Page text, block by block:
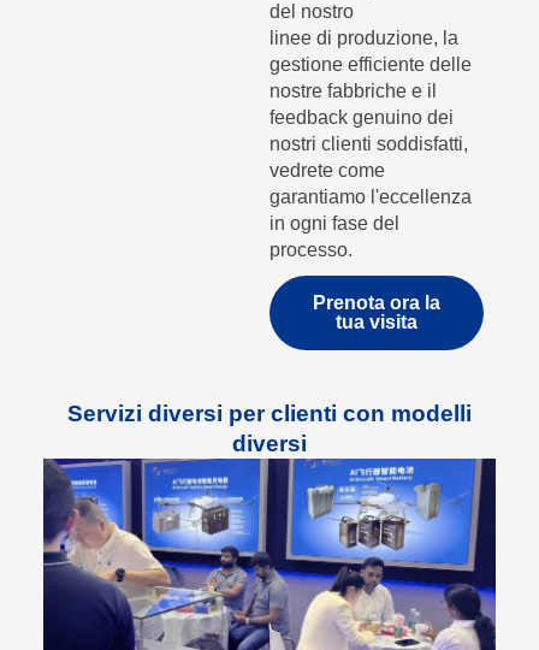
del nostro
linee di produzione, la
gestione efficiente delle
nostre fabbriche e il
feedback genuino dei
nostri clienti soddisfatti,
vedrete come
garantiamo l'eccellenza
in ogni fase del
processo.
Prenota ora la
tua visita
Servizi diversi per clienti con modelli
diversi